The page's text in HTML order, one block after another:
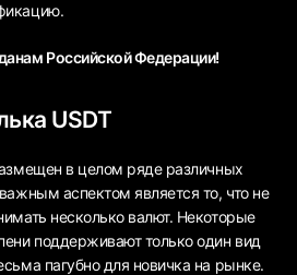
Российской Федерации!
USDT
в целом ряде различных
аспектом является то, что не
несколько валют. Некоторые
поддерживают только один вид
пагубно для новичка на рынке.